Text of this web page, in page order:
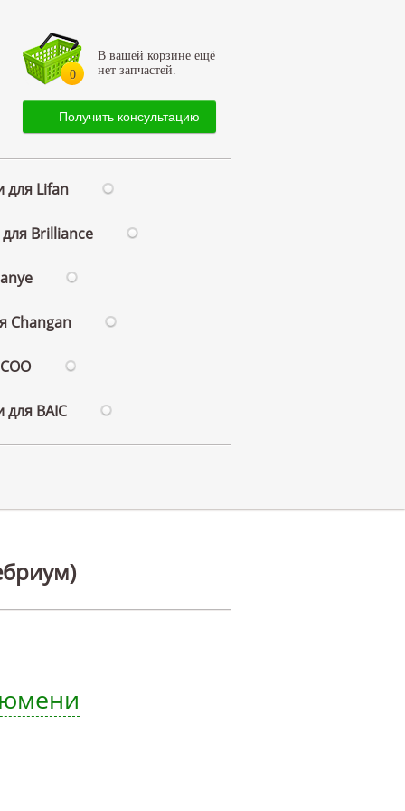
0
В вашей корзине ещё
нет запчастей.
Получить консультацию
для Lifan
Brilliance
Changan
для BAIC